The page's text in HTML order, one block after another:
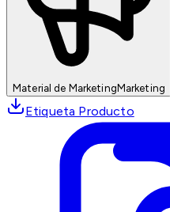
Material de MarketingMarketing
Etiqueta Producto